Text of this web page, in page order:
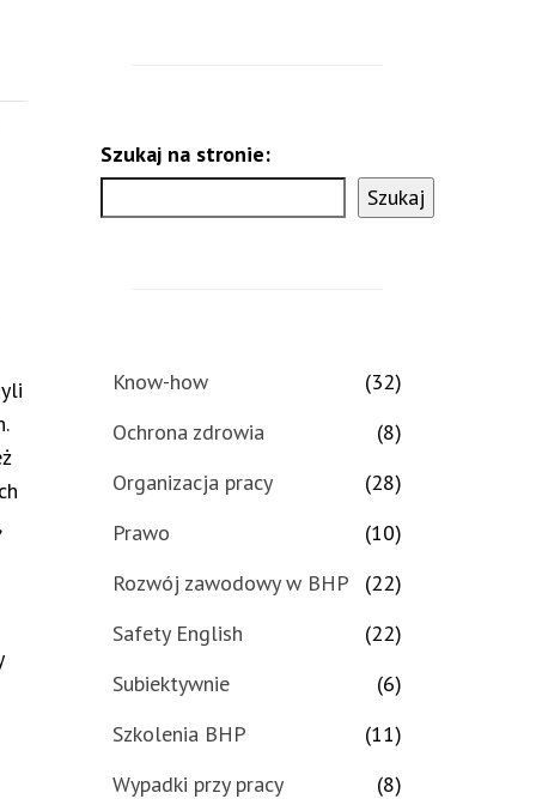
Szukaj na stronie:
Szukaj
Know-how
(32)
Ochrona zdrowia
(8)
Organizacja pracy
(28)
Prawo
(10)
Rozwój zawodowy w BHP
(22)
Safety English
(22)
Subiektywnie
(6)
Szkolenia BHP
(11)
Wypadki przy pracy
(8)